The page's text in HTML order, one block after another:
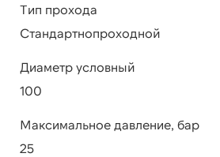
Тип прохода
Стандартнопроходной
Диаметр условный
100
Максимальное давление, бар
25